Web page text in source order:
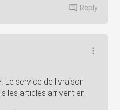
Reply
Le service de livraison
les articles arrivent en